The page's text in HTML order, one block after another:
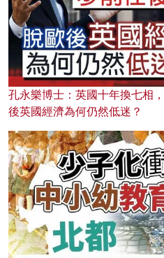
孔永樂博士：英國十年換七相
後英國經濟為何仍然低迷？